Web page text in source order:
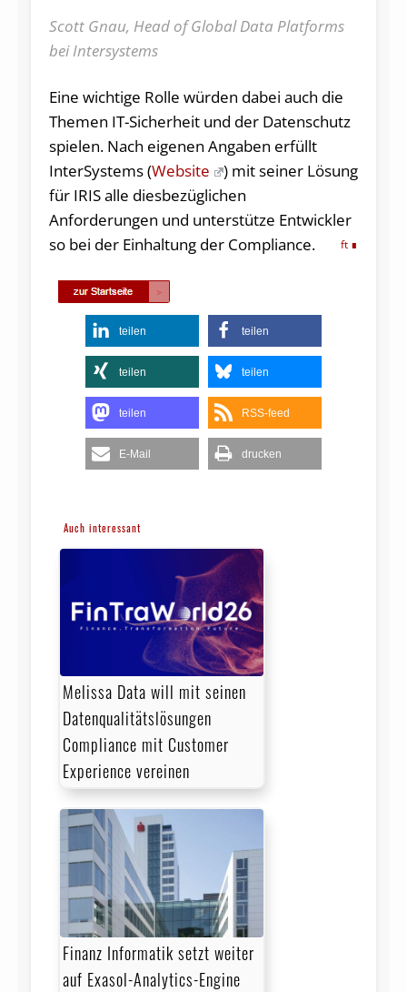
Scott Gnau, Head of Global Data Platforms
bei Intersystems
Eine wichtige Rolle würden dabei auch die
Themen IT-Sicherheit und der Datenschutz
spielen. Nach eigenen Angaben erfüllt
InterSystems (Website
) mit seiner Lösung
für IRIS alle diesbezüglichen
Anforderungen und unterstütze Entwickler
so bei der Einhaltung der Compliance.
ft
teilen teilen
teilen teilen
teilen RSS-feed
E-Mail drucken
Auch interessant
Melissa Data will mit seinen
Datenqualitätslösungen
Compliance mit Customer
Experience vereinen
Finanz Informatik setzt weiter
auf Exasol-Analytics-Engine